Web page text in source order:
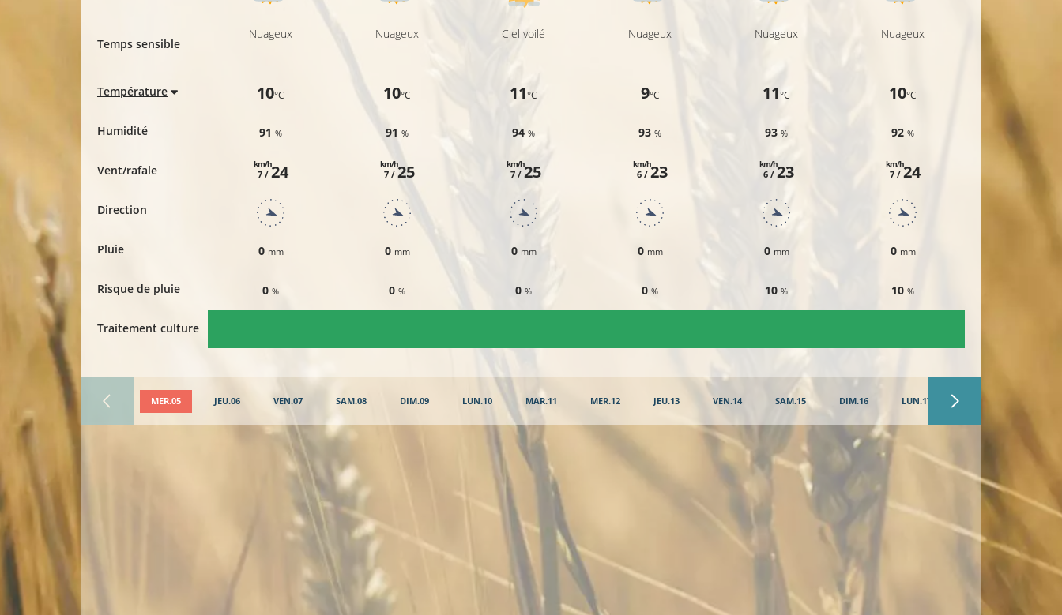
Temps sensible
Température
Humidité
Vent/rafale
Direction
Pluie
Risque de pluie
Traitement culture
Nuageux
10°C
91%
7 /
km/h24
0 mm
0%
Nuageux
10°C
91%
7 /
km/h25
0 mm
0%
Ciel voilé
11°C
94%
7 /
km/h25
0 mm
0%
Nuageux
9°C
93%
6 /
km/h23
0 mm
0%
Nuageux
11°C
93%
6 /
km/h23
0 mm
10%
Nuageux
10°C
92%
7 /
km/h24
0 mm
10%
10
24
MER.05 JEU.06 VEN.07 SAM.08 DIM.09 LUN.10 MAR.11 MER.12 JEU.13 VEN.14 SAM.15 DIM.16 LUN.17